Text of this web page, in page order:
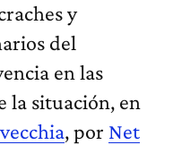
y
del
en las
la situación, en
, por Net